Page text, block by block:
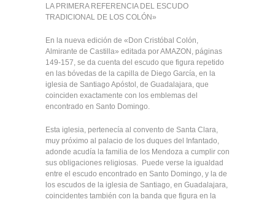
LA PRIMERA REFERENCIA DEL ESCUDO
TRADICIONAL DE LOS COLÓN»
En la nueva edición de «Don Cristóbal Colón,
Almirante de Castilla» editada por AMAZON, páginas
149-157, se da cuenta del escudo que figura repetido
en las bóvedas de la capilla de Diego García, en la
iglesia de Santiago Apóstol, de Guadalajara, que
coinciden exactamente con los emblemas del
encontrado en Santo Domingo.
Esta iglesia, pertenecía al convento de Santa Clara,
muy próximo al palacio de los duques del Infantado,
adonde acudía la familia de los Mendoza a cumplir con
sus obligaciones religiosas. Puede verse la igualdad
entre el escudo encontrado en Santo Domingo, y la de
los escudos de la iglesia de Santiago, en Guadalajara,
coincidentes también con la banda que figura en la